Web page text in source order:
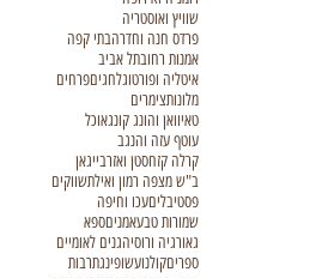
שוויץ ואוסטריה
פרדס חנה וחדרהבתי קפה
אמנות רחובתל אביב
איטליה ופורטוגלחגיםפרחים
מלונותצימרים
טאיוואן והונג קונגאוכל
עוטף עזה והנגב
קרלה קזחסטן ואזרבייגאן
ב"ש מצפה רמון ואילתשווקים
פסטיבליםעכו וחיפה
שמורות טבעאמניםספא
גאורגיה ורוסיהגנים לאומיים
ספריםקולנועשופינגתרבות